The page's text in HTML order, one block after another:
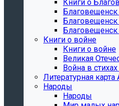
Книги о
Благовещенск
Благовещенск
Книги о войне
Книги о войне
Великая
Война в
Литературная
Народы
Народы